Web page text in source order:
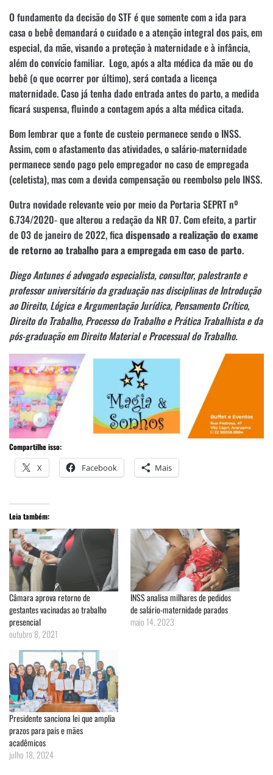
O fundamento da decisão do STF é que somente com a ida para
casa o bebê demandará o cuidado e a atenção integral dos pais, em
especial, da mãe, visando a proteção à maternidade e à infância,
além do convício familiar. Logo, após a alta médica da mãe ou do
bebê (o que ocorrer por último), será contada a licença
maternidade. Caso já tenha dado entrada antes do parto, a medida
ficará suspensa, fluindo a contagem após a alta médica citada.
Bom lembrar que a fonte de custeio permanece sendo o INSS.
Assim, com o afastamento das atividades, o salário-maternidade
permanece sendo pago pelo empregador no caso de empregada
(celetista), mas com a devida compensação ou reembolso pelo INSS.
Outra novidade relevante veio por meio da Portaria SEPRT nº
6.734/2020- que alterou a redação da NR 07. Com efeito, a partir
de 03 de janeiro de 2022, ficadispensado a realização do exame
de retorno ao trabalho para a empregada em caso de parto.
Diego Antunes é advogado especialista, consultor, palestrante e
professor universitário da graduação nas disciplinas de Introdução
ao Direito, Lógica e Argumentação Jurídica, Pensamento Crítico,
Direito do Trabalho, Processo do Trabalho e Prática Trabalhista e da
pós-graduação em Direito Material e Processual do Trabalho.
Compartilhe isso:
X Facebook Mais
Leia também:
Câmara aprova retorno de
gestantes vacinadas ao trabalho
presencial
outubro 8, 2021
INSS analisa milhares de pedidos
de salário-maternidade parados
maio 14, 2023
Presidente sanciona lei que amplia
prazos para pais e mães
acadêmicos
julho 18, 2024